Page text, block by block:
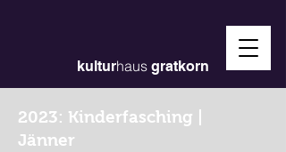
kulturhaus gratkorn
2023: Kinderfasching |
Jänner